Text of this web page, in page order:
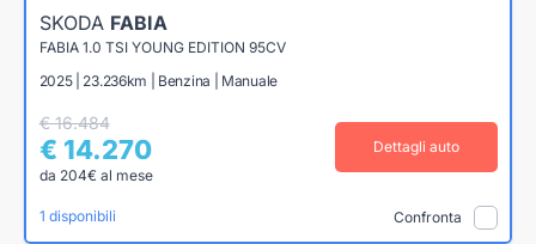
SKODA FABIA
FABIA 1.0 TSI YOUNG EDITION 95CV
2025 | 23.236km | Benzina | Manuale
€ 16.484
€ 14.270
da 204€ al mese
Dettagli auto
1 disponibili Confronta